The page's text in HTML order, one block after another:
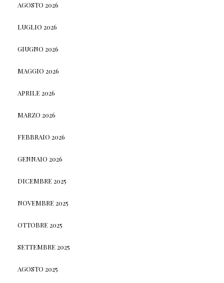
AGOSTO 2026
LUGLIO 2026
GIUGNO 2026
MAGGIO 2026
APRILE 2026
MARZO 2026
FEBBRAIO 2026
GENNAIO 2026
DICEMBRE 2025
NOVEMBRE 2025
OTTOBRE 2025
SETTEMBRE 2025
AGOSTO 2025